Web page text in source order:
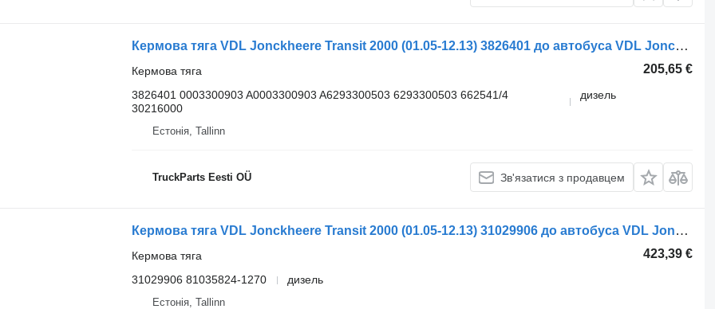
Кермова тяга VDL Jonckheere Transit 2000 (01.05-12.13) 3826401 до автобуса VDL Jonckheere Transit 2000 (2005-2013)
205,65 €
Кермова тяга
3826401 0003300903 A0003300903 A6293300503 6293300503 662541/4
30216000
дизель
Естонія, Tallinn
TruckParts Eesti OÜ Зв'язатися з продавцем
Кермова тяга VDL Jonckheere Transit 2000 (01.05-12.13) 31029906 до автобуса VDL Jonckheere Transit 2000 (2005-2013)
423,39 €
Кермова тяга
31029906 81035824-1270
дизель
Естонія, Tallinn